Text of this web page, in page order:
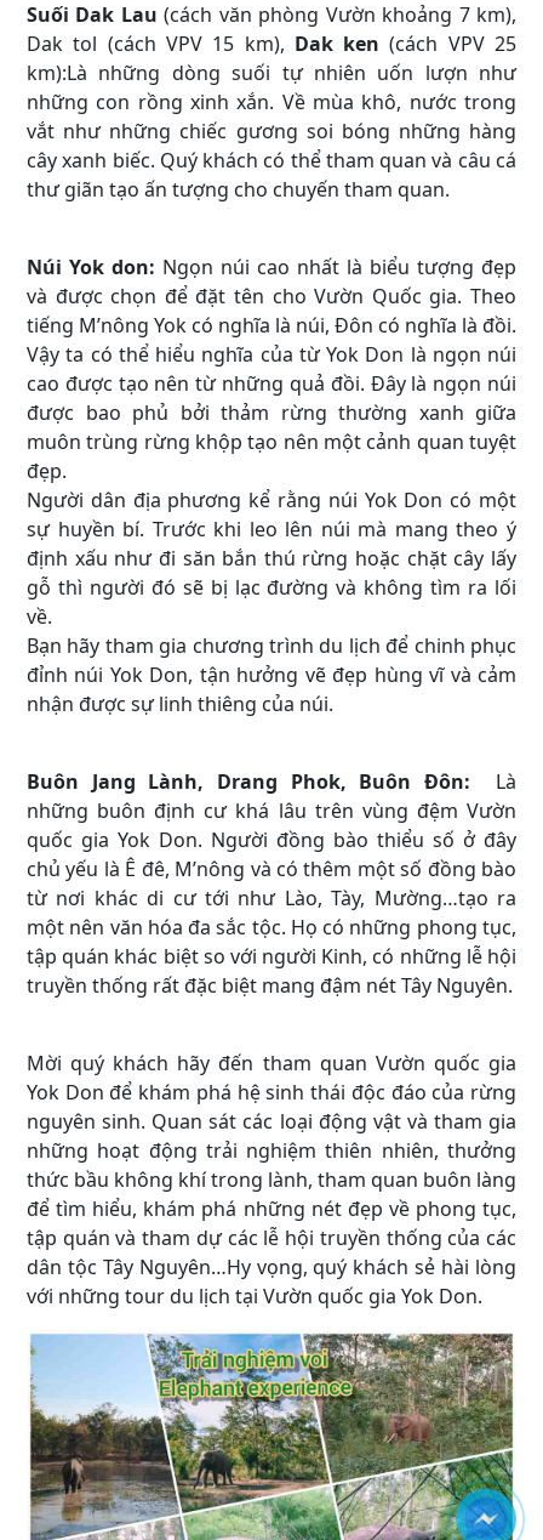
Suối Dak Lau(cách văn phòng Vườn khoảng 7 km),
Dak tol (cách VPV 15 km), Dak ken (cách VPV 25
km):Là những dòng suối tự nhiên uốn lượn như
những con rồng xinh xắn. Về mùa khô, nước trong
vắt như những chiếc gương soi bóng những hàng
cây xanh biếc. Quý khách có thể tham quan và câu cá
thư giãn tạo ấn tượng cho chuyến tham quan.
Núi Yok don: Ngọn núi cao nhất là biểu tượng đẹp
và được chọn để đặt tên cho Vườn Quốc gia. Theo
tiếng M’nông Yok có nghĩa là núi, Đôn có nghĩa là đồi.
Vậy ta có thể hiểu nghĩa của từ Yok Don là ngọn núi
cao được tạo nên từ những quả đồi. Đây là ngọn núi
được bao phủ bởi thảm rừng thường xanh giữa
muôn trùng rừng khộp tạo nên một cảnh quan tuyệt
đẹp.
Người dân địa phương kể rằng núi Yok Don có một
sự huyền bí. Trước khi leo lên núi mà mang theo ý
định xấu như đi săn bắn thú rừng hoặc chặt cây lấy
gỗ thì người đó sẽ bị lạc đường và không tìm ra lối
về.
Bạn hãy tham gia chương trình du lịch để chinh phục
đỉnh núi Yok Don, tận hưởng vẽ đẹp hùng vĩ và cảm
nhận được sự linh thiêng của núi.
Buôn Jang Lành, Drang Phok, Buôn Đôn: Là
những buôn định cư khá lâu trên vùng đệm Vườn
quốc gia Yok Don. Người đồng bào thiểu số ở đây
chủ yếu là Ê đê, M’nông và có thêm một số đồng bào
từ nơi khác di cư tới như Lào, Tày, Mường…tạo ra
một nên văn hóa đa sắc tộc. Họ có những phong tục,
tập quán khác biệt so với người Kinh, có những lễ hội
truyền thống rất đặc biệt mang đậm nét Tây Nguyên.
Mời quý khách hãy đến tham quan Vườn quốc gia
Yok Don để khám phá hệ sinh thái độc đáo của rừng
nguyên sinh. Quan sát các loại động vật và tham gia
những hoạt động trải nghiệm thiên nhiên, thưởng
thức bầu không khí trong lành, tham quan buôn làng
để tìm hiểu, khám phá những nét đẹp về phong tục,
tập quán và tham dự các lễ hội truyền thống của các
dân tộc Tây Nguyên…Hy vọng, quý khách sẻ hài lòng
với những tour du lịch tại Vườn quốc gia Yok Don.